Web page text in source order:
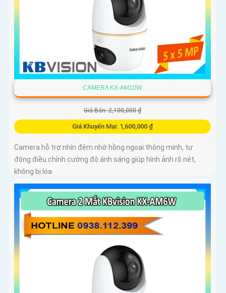
CAMERA KX-AM10W
Giá Bán: 2,100,000 ₫
Giá Khuyến Mại: 1,600,000 ₫
Camera hỗ trợ nhìn đêm nhờ hồng ngoại thông minh, tự
động điều chỉnh cường độ ánh sáng giúp hình ảnh rõ nét,
không bị lóa